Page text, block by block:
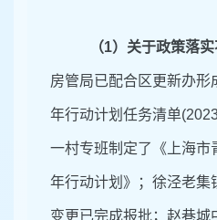
（1） 关于政策落实
房管局已配合区更新办形
年行动计划任务清单
一村专班制定了《上海市
年行动计划》；徐泾老集
变更已完成报批；赵巷城